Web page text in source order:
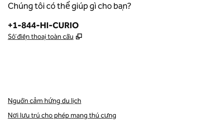
Chúng tôi có thể giúp gì cho bạn?
Điện thoại:
+1-844-HI-CURIO
Số điện thoại toàn cầu ,
Nguồn cảm hứng du lịch
Nơi lưu trú cho phép mang thú cưng